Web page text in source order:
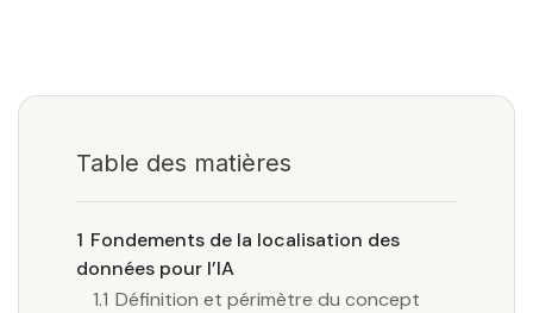
Table des matières
1 Fondements de la localisation des
données pour l’IA
1.1 Définition et périmètre du concept